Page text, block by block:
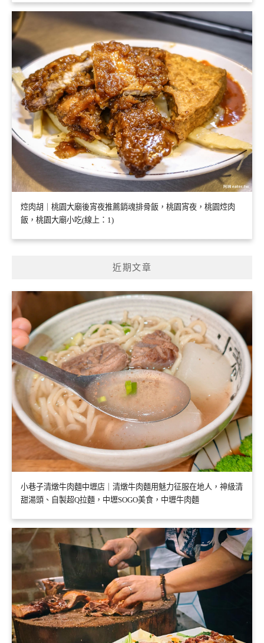
焢肉胡｜桃園大廟後宵夜推薦銷魂排骨飯，桃園宵夜，桃園焢肉
飯，桃園大廟小吃(線上：1)
近期文章
小巷子清燉牛肉麵中壢店｜清燉牛肉麵用魅力征服在地人，神級清
甜湯頭、自製超Q拉麵，中壢SOGO美食，中壢牛肉麵